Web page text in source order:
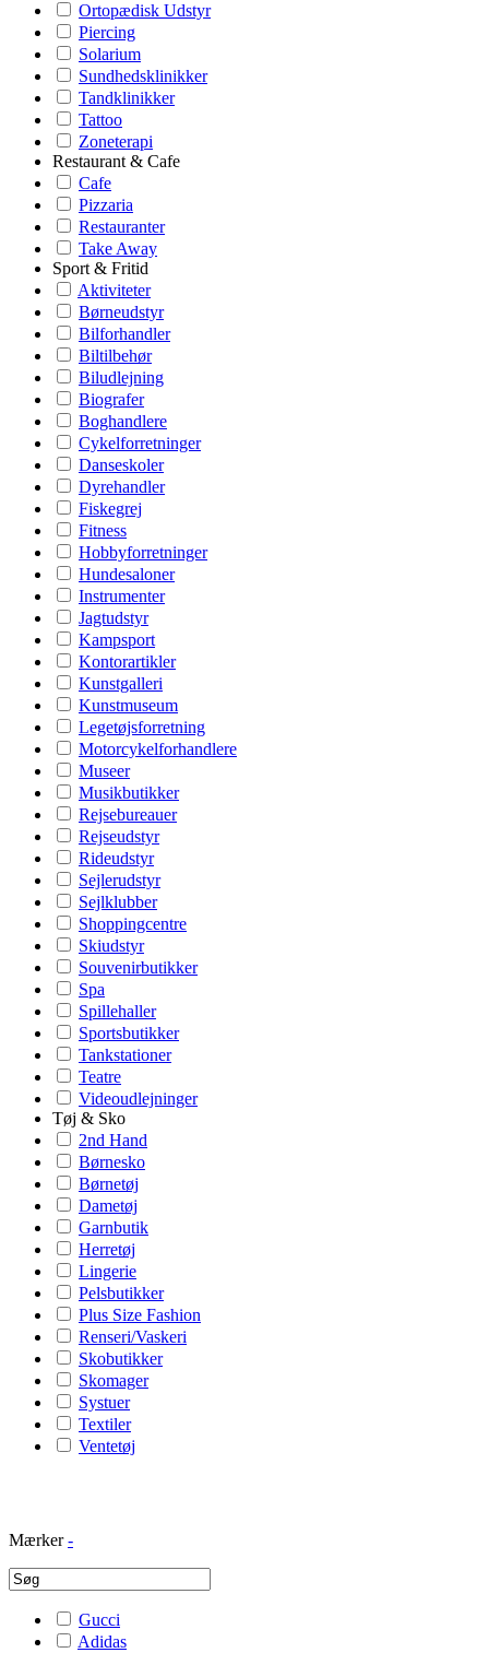
Ortopædisk Udstyr
Piercing
Solarium
Sundhedsklinikker
Tandklinikker
Tattoo
Zoneterapi
Restaurant & Cafe
Cafe
Pizzaria
Restauranter
Take Away
Sport & Fritid
Aktiviteter
Børneudstyr
Bilforhandler
Biltilbehør
Biludlejning
Biografer
Boghandlere
Cykelforretninger
Danseskoler
Dyrehandler
Fiskegrej
Fitness
Hobbyforretninger
Hundesaloner
Instrumenter
Jagtudstyr
Kampsport
Kontorartikler
Kunstgalleri
Kunstmuseum
Legetøjsforretning
Motorcykelforhandlere
Museer
Musikbutikker
Rejsebureauer
Rejseudstyr
Rideudstyr
Sejlerudstyr
Sejlklubber
Shoppingcentre
Skiudstyr
Souvenirbutikker
Spa
Spillehaller
Sportsbutikker
Tankstationer
Teatre
Videoudlejninger
Tøj & Sko
2nd Hand
Børnesko
Børnetøj
Dametøj
Garnbutik
Herretøj
Lingerie
Pelsbutikker
Plus Size Fashion
Renseri/Vaskeri
Skobutikker
Skomager
Systuer
Textiler
Ventetøj
Mærker -
Gucci
Adidas